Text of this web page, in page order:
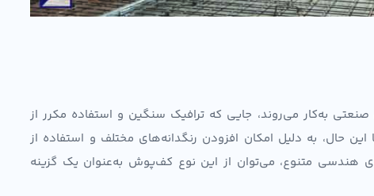
به‌کار می‌روند، جایی که ترافیک سنگین و استفاده مکرر از
حال، به دلیل امکان افزودن رنگدانه‌های مختلف و استفاده از
هندسی متنوع، می‌توان از این نوع کف‌پوش به‌عنوان یک گزینه